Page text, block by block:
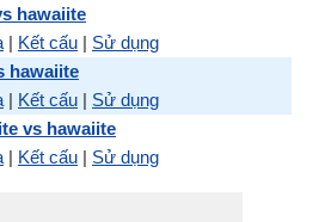
hawaiite
| Kết cấu | Sử dụng
hawaiite
| Kết cấu | Sử dụng
vs hawaiite
| Kết cấu | Sử dụng